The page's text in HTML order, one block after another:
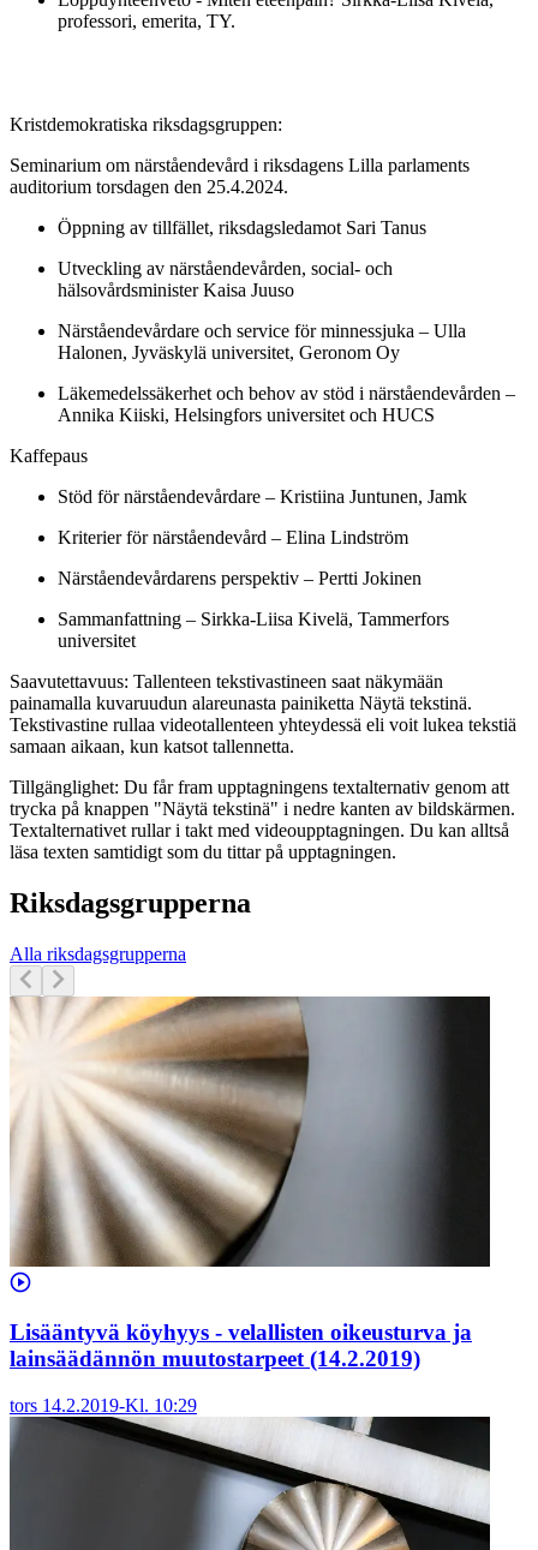
professori, emerita, TY.
Kristdemokratiska riksdagsgruppen:
Seminarium om närståendevård i riksdagens Lilla parlaments
auditorium torsdagen den 25.4.2024.
Öppning av tillfället, riksdagsledamot Sari Tanus
Utveckling av närståendevården, social- och
hälsovårdsminister Kaisa Juuso
Närståendevårdare och service för minnessjuka – Ulla
Halonen, Jyväskylä universitet, Geronom Oy
Läkemedelssäkerhet och behov av stöd i närståendevården –
Annika Kiiski, Helsingfors universitet och HUCS
Kaffepaus
Stöd för närståendevårdare – Kristiina Juntunen, Jamk
Kriterier för närståendevård – Elina Lindström
Närståendevårdarens perspektiv – Pertti Jokinen
Sammanfattning – Sirkka-Liisa Kivelä, Tammerfors
universitet
Saavutettavuus: Tallenteen tekstivastineen saat näkymään
painamalla kuvaruudun alareunasta painiketta Näytä tekstinä.
Tekstivastine rullaa videotallenteen yhteydessä eli voit lukea tekstiä
samaan aikaan, kun katsot tallennetta.
Tillgänglighet: Du får fram upptagningens textalternativ genom att
trycka på knappen "Näytä tekstinä" i nedre kanten av bildskärmen.
Textalternativet rullar i takt med videoupptagningen. Du kan alltså
läsa texten samtidigt som du tittar på upptagningen.
Riksdagsgrupperna
Alla riksdagsgrupperna
Lisääntyvä köyhyys - velallisten oikeusturva ja
lainsäädännön muutostarpeet (14.2.2019)
tors 14.2.2019-Kl. 10:29